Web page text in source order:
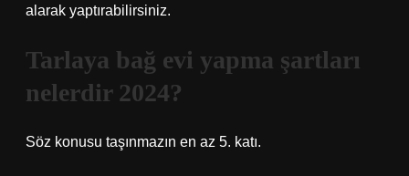
alarak yaptırabilirsiniz.
Tarlaya bağ evi yapma şartları
nelerdir 2024?
Söz konusu taşınmazın en az 5. katı.